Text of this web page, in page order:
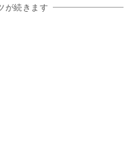
が続きます